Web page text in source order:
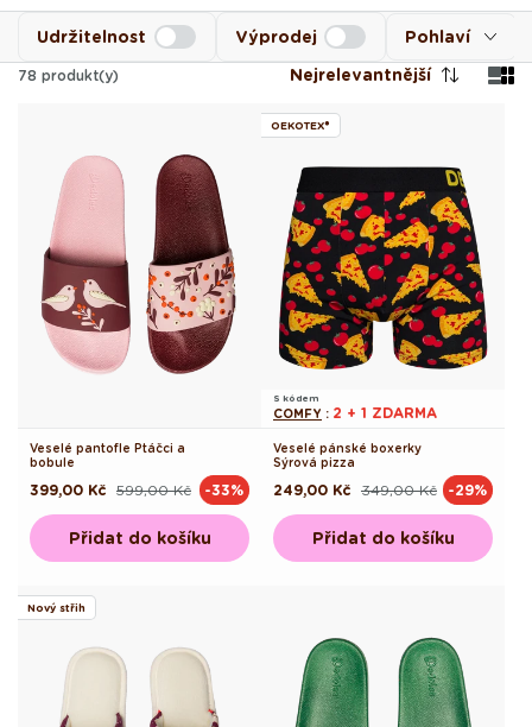
Pohlaví
Udržitelnost Výprodej
78 produkt(y) Nejrelevantnější
Veselé pantofle Ptáčci a
bobule
Běžná
599,00 Kč
Výprodejová
399,00 Kč -33%
Přidat do košíku
OEKOTEX®
S kódem
COMFY : 2 + 1 ZDARMA
Veselé pánské boxerky
Sýrová pizza
Běžná
349,00 Kč
Výprodejová
249,00 Kč -29%
Přidat do košíku
Nový střih